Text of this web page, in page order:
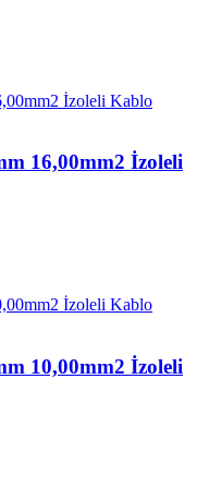
16,00mm2 İzoleli
10,00mm2 İzoleli